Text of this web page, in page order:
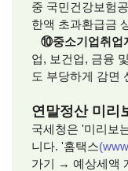
중 국민건강보험
한액 초과환급금
⑩중소기업취업
업, 보건업, 금융
도 부당하게 감면
연말정산 미리
국세청은 '미리보
니다. '홈택스
가기 → 예상세액